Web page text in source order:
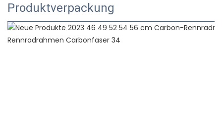
Produktverpackung